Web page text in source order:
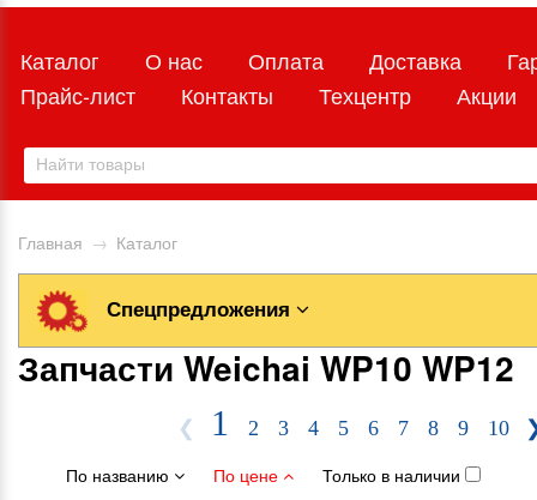
Каталог О нас Оплата Доставка
Прайс-лист
Контакты Техцентр Акции
Главная → Каталог
Спецпредложения
Запчасти Weichai WP10 WP12
❮ 1 2 3 4 5 6 7 8 9 10
По названию
По цене Только в наличии